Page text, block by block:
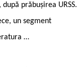
prăbușirea URSS.
un segment
…